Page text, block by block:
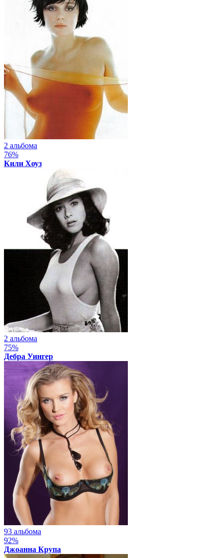
2 альбома
76%
Кили Хоуз
2 альбома
75%
Дебра Уингер
93 альбома
92%
Джоанна Крупа